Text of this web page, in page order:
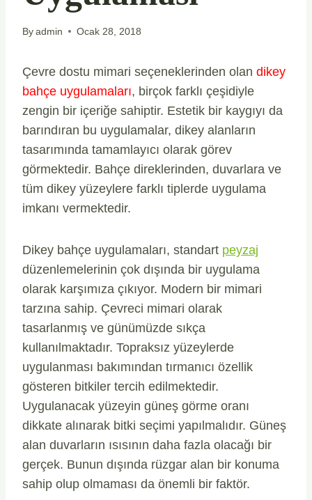
Byadmin Ocak 28, 2018
Çevre dostu mimari seçeneklerinden olan dikey
bahçe uygulamaları, birçok farklı çeşidiyle
zengin bir içeriğe sahiptir. Estetik bir kaygıyı da
barındıran bu uygulamalar, dikey alanların
tasarımında tamamlayıcı olarak görev
görmektedir. Bahçe direklerinden, duvarlara ve
tüm dikey yüzeylere farklı tiplerde uygulama
imkanı vermektedir.
Dikey bahçe uygulamaları, standart peyzaj
düzenlemelerinin çok dışında bir uygulama
olarak karşımıza çıkıyor. Modern bir mimari
tarzına sahip. Çevreci mimari olarak
tasarlanmış ve günümüzde sıkça
kullanılmaktadır. Topraksız yüzeylerde
uygulanması bakımından tırmanıcı özellik
gösteren bitkiler tercih edilmektedir.
Uygulanacak yüzeyin güneş görme oranı
dikkate alınarak bitki seçimi yapılmalıdır. Güneş
alan duvarların ısısının daha fazla olacağı bir
gerçek. Bunun dışında rüzgar alan bir konuma
sahip olup olmaması da önemli bir faktör.